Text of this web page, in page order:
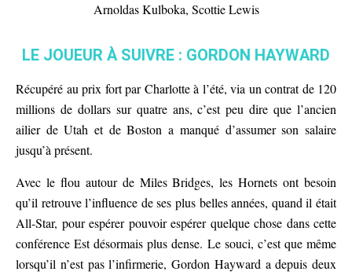
Arnoldas Kulboka, Scottie Lewis
LE JOUEUR À SUIVRE : GORDON HAYWARD
Récupéré au prix fort par Charlotte à l’été, via un contrat de 120
millions de dollars sur quatre ans, c’est peu dire que l’ancien
ailier de Utah et de Boston a manqué d’assumer son salaire
jusqu’à présent.
Avec le flou autour de Miles Bridges, les Hornets ont besoin
qu’il retrouve l’influence de ses plus belles années, quand il était
All-Star, pour espérer pouvoir espérer quelque chose dans cette
conférence Est désormais plus dense. Le souci, c’est que même
lorsqu’il n’est pas l’infirmerie, Gordon Hayward a depuis deux